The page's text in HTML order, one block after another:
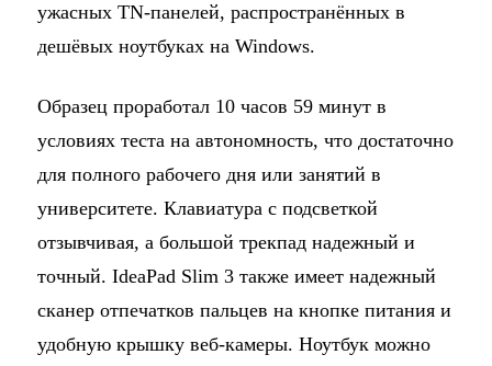
ужасных TN-панелей, распространённых в
дешёвых ноутбуках на Windows.
Образец проработал 10 часов 59 минут в
условиях теста на автономность, что достаточно
для полного рабочего дня или занятий в
университете. Клавиатура с подсветкой
отзывчивая, а большой трекпад надежный и
точный. IdeaPad Slim 3 также имеет надежный
сканер отпечатков пальцев на кнопке питания и
удобную крышку веб-камеры. Ноутбук можно